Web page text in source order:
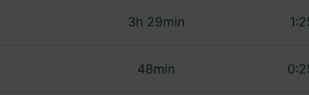
3h 29min
48min